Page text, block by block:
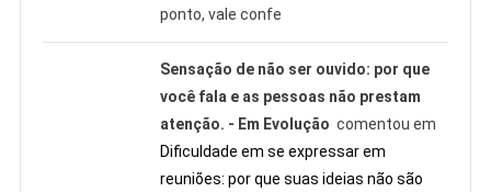
ponto, vale confe
Sensação de não ser ouvido: por que
você fala e as pessoas não prestam
atenção. - Em Evolução comentou em
Dificuldade em se expressar em
reuniões: por que suas ideias não são